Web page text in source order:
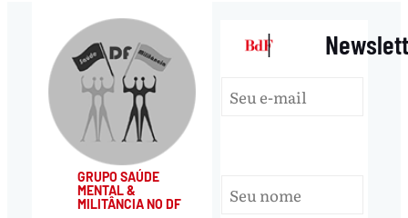
GRUPO SAÚDE
MENTAL &
MILITÂNCIA NO DF
|